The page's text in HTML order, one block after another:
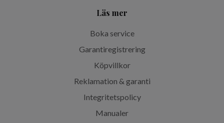
Läs mer
Boka service
Garantiregistrering
Köpvillkor
Reklamation & garanti
Integritetspolicy
Manualer